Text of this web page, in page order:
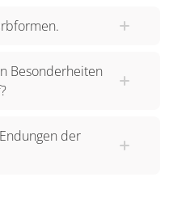
Besonderheiten
der